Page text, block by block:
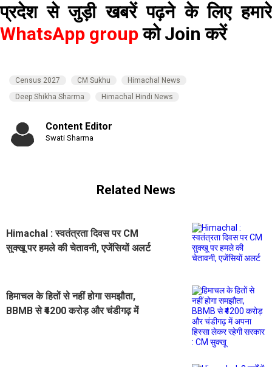
प्रदेश से जुड़ी खबरें पढ़ने के लिए हमारे
WhatsApp group को Join करें
Census 2027 CM Sukhu
Himachal News
Deep Shikha Sharma
Himachal Hindi News
Content Editor
Swati Sharma
Related News
Himachal : स्वतंत्रता दिवस पर CM
सुक्खू पर हमले की चेतावनी, एजेंसियों अलर्ट
हिमाचल के हितों से नहीं होगा समझौता,
BBMB से ₹4200 करोड़ और चंडीगढ़ में